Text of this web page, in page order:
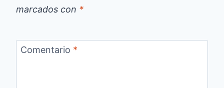
marcados con *
Comentario *